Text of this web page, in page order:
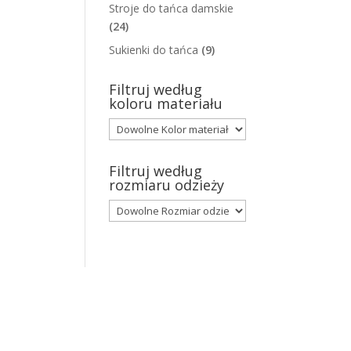
Stroje do tańca damskie
(24)
Sukienki do tańca (9)
Filtruj według
koloru materiału
Filtruj według
rozmiaru odzieży